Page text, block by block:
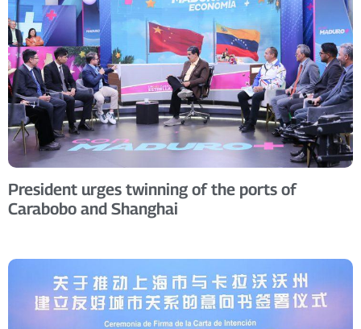
President urges twinning of the ports of
Carabobo and Shanghai